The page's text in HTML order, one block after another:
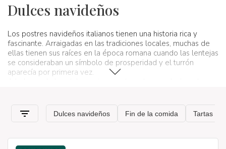
Dulces navideños
Los postres navideños italianos tienen una historia rica y
fascinante. Arraigadas en las tradiciones locales, muchas de
ellas tienen sus raíces en la época romana cuando las lentejas
se consideraban un símbolo de prosperidad y el turrón
aparecía por primera vez.
que unen a generaciones.